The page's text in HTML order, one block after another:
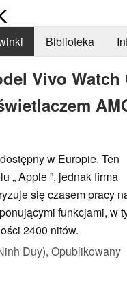
Biblioteka
Vivo Watch
w Europie. Ten
„ Apple ”, jednak firma
się czasem pracy
funkcjami, w
2400 nitów.
Duy), Opublikowany